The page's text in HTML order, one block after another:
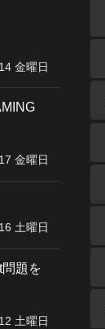
金曜日
金曜日
土曜日
題を
土曜日